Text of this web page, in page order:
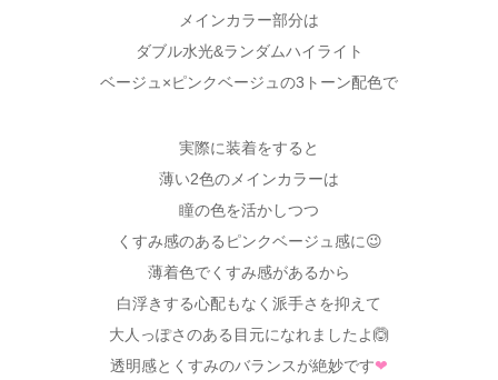
メインカラー部分は
ダブル水光&ランダムハイライト
ベージュ×ピンクベージュの3トーン配色で
実際に装着をすると
薄い2色のメインカラーは
瞳の色を活かしつつ
くすみ感のあるピンクベージュ感に😉
薄着色でくすみ感があるから
白浮きする心配もなく派手さを抑えて
大人っぽさのある目元になれましたよ🙆
透明感とくすみのバランスが絶妙です❤